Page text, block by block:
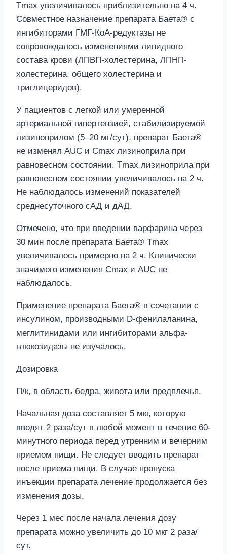
Тmах увеличивалось приблизительно на 4 ч.
Совместное назначение препарата Баета® с
ингибиторами ГМГ-КоА-редуктазы не
сопровождалось изменениями липидного
состава крови (ЛПВП-холестерина, ЛПНП-
холестерина, общего холестерина и
триглицеридов).
У пациентов с легкой или умеренной
артериальной гипертензией, стабилизируемой
лизиноприлом (5–20 мг/сут), препарат Баета®
не изменял AUC и Сmах лизиноприла при
равновесном состоянии. Тmах лизиноприла при
равновесном состоянии увеличивалось на 2 ч.
Не наблюдалось изменений показателей
среднесуточного сАД и дАД.
Отмечено, что при введении варфарина через
30 мин после препарата Баета® Тmах
увеличивалось примерно на 2 ч. Клинически
значимого изменения Сmах и AUC не
наблюдалось.
Применение препарата Баета® в сочетании с
инсулином, производными D-фенилаланина,
меглитинидами или ингибиторами альфа-
глюкозидазы не изучалось.
Дозировка
П/к, в область бедра, живота или предплечья.
Начальная доза составляет 5 мкг, которую
вводят 2 раза/сут в любой момент в течение 60-
минутного периода перед утренним и вечерним
приемом пищи. Не следует вводить препарат
после приема пищи. В случае пропуска
инъекции препарата лечение продолжается без
изменения дозы.
Через 1 мес после начала лечения дозу
препарата можно увеличить до 10 мкг 2 раза/
сут.